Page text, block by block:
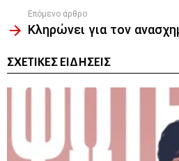
Επόμενο άρθρο
Κληρώνει για τον
ΣΧΕΤΙΚΈΣ ΕΙΔΉΣΕΙΣ